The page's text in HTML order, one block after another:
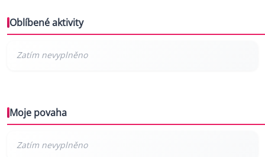
Oblíbené aktivity
Moje povaha